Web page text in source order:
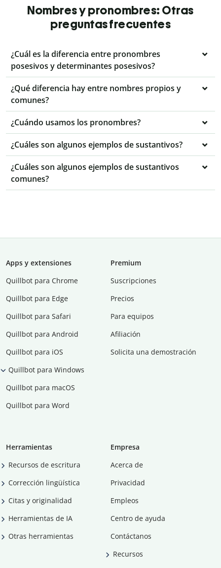
Nombres y pronombres: Otras
preguntas frecuentes
¿Cuál es la diferencia entre pronombres
posesivos y determinantes posesivos?
¿Qué diferencia hay entre nombres propios y
comunes?
¿Cuándo usamos los pronombres?
¿Cuáles son algunos ejemplos de sustantivos?
¿Cuáles son algunos ejemplos de sustantivos
comunes?
Apps y extensiones
Quillbot para Chrome
Quillbot para Edge
Quillbot para Safari
Quillbot para Android
Quillbot para iOS
Quillbot para Windows
Quillbot para macOS
Quillbot para Word
Premium
Suscripciones
Precios
Para equipos
Afiliación
Solicita una demostración
Herramientas
Recursos de escritura
Corrección lingüística
Citas y originalidad
Herramientas de IA
Otras herramientas
Empresa
Acerca de
Privacidad
Empleos
Centro de ayuda
Contáctanos
Recursos